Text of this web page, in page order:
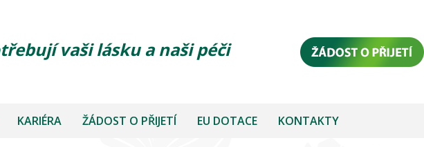
vaši lásku a naši péči
KARIÉRA ŽÁDOST O PŘIJETÍ EU DOTACE KONTAKTY